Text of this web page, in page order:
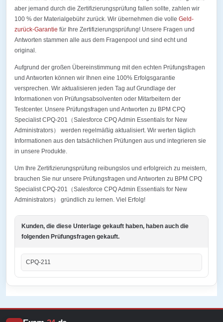
aber jemand durch die Zertifizierungsprüfung fallen sollte, zahlen wir
100 % der Materialgebühr zurück. Wir übernehmen die volle Geld-
zurück-Garantie für Ihre Zertifizierungsprüfung! Unsere Fragen und
Antworten stammen alle aus dem Fragenpool und sind echt und
original.
Aufgrund der großen Übereinstimmung mit den echten Prüfungsfragen
und Antworten können wir Ihnen eine 100% Erfolgsgarantie
versprechen. Wir aktualisieren jeden Tag auf Grundlage der
Informationen von Prüfungsabsolventen oder Mitarbeitern der
Testcenter. Unsere Prüfungsfragen und Antworten zu BPM CPQ
Specialist CPQ-201（Salesforce CPQ Admin Essentials for New
Administrators） werden regelmäßig aktualisiert. Wir werten täglich
Informationen aus den tatsächlichen Prüfungen aus und integrieren sie
in unsere Produkte.
Um Ihre Zertifizierungsprüfung reibungslos und erfolgreich zu meistern,
brauchen Sie nur unsere Prüfungsfragen und Antworten zu BPM CPQ
Specialist CPQ-201（Salesforce CPQ Admin Essentials for New
Administrators） gründlich zu lernen. Viel Erfolg!
Kunden, die diese Unterlage gekauft haben, haben auch die
folgenden Prüfungsfragen gekauft.
CPQ-211